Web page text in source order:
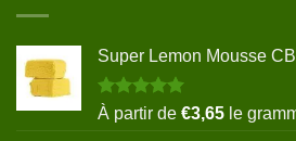
Super Lemon Mousse
Note5.00
sur 5
À partir de €3,65 le